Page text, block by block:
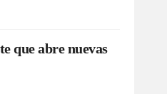
que abre nuevas